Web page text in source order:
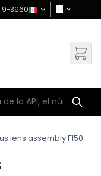
3960
lens assembly F150